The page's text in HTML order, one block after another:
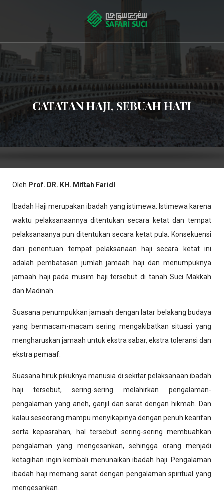
CATATAN HAJI, SEBUAH HATI
Oleh Prof. DR. KH. Miftah Faridl
Ibadah Haji merupakan ibadah yang istimewa. Istimewa karena
waktu pelaksanaannya ditentukan secara ketat dan tempat
pelaksanaanya pun ditentukan secara ketat pula. Konsekuensi
dari penentuan tempat pelaksanaan haji secara ketat ini
adalah pembatasan jumlah jamaah haji dan menumpuknya
jamaah haji pada musim haji tersebut di tanah Suci Makkah
dan Madinah.
Suasana penumpukkan jamaah dengan latar belakang budaya
yang bermacam-macam sering mengakibatkan situasi yang
mengharuskan jamaah untuk ekstra sabar, ekstra toleransi dan
ekstra pemaaf.
Suasana hiruk pikuknya manusia di sekitar pelaksanaan ibadah
haji tersebut, sering-sering melahirkan pengalaman-
pengalaman yang aneh, ganjil dan sarat dengan hikmah. Dan
kalau seseorang mampu menyikapinya dengan penuh kearifan
serta kepasrahan, hal tersebut sering-sering membuahkan
pengalaman yang mengesankan, sehingga orang menjadi
ketagihan ingin kembali menunaikan ibadah haji. Pengalaman
ibadah haji memang sarat dengan pengalaman spiritual yang
mengesankan.